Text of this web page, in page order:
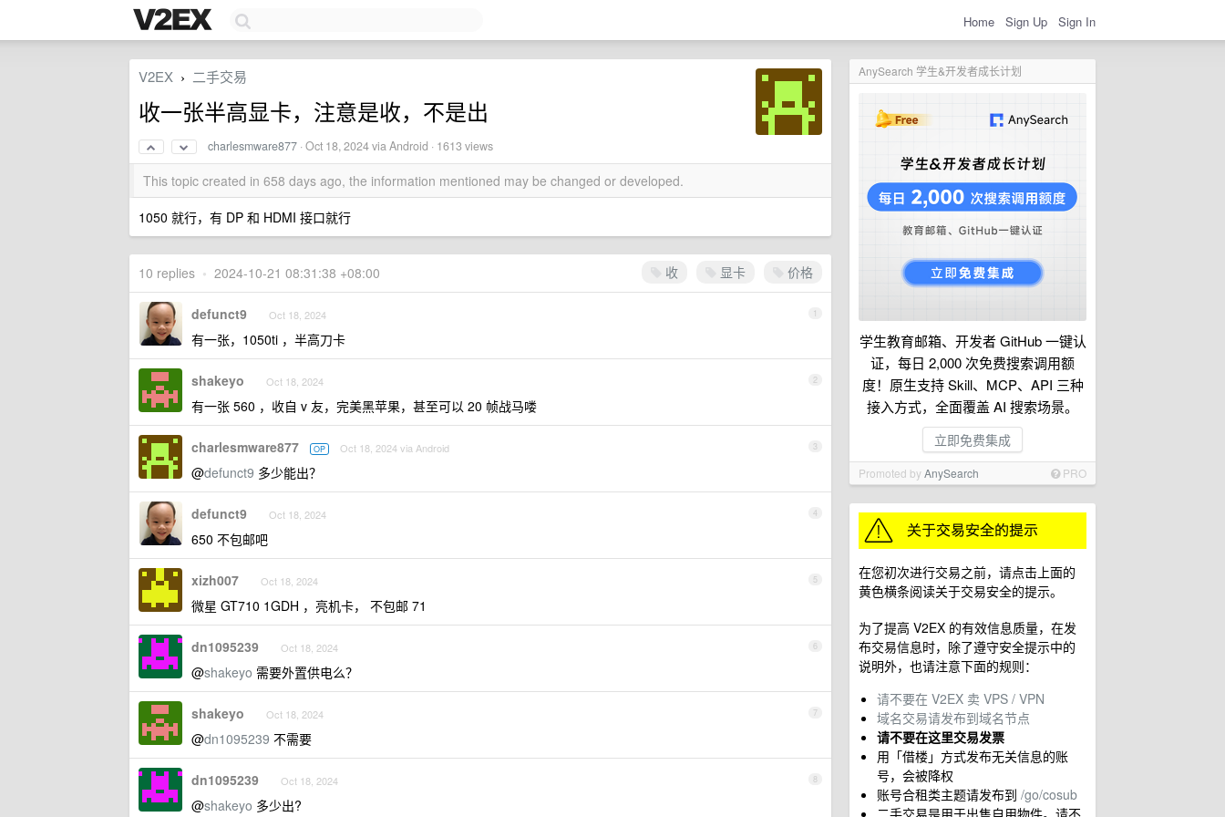
Home Sign Up Sign In
AnySearch 学生&开发者成长计划
学生教育邮箱、开发者 GitHub 一键认
证，每日 2,000 次免费搜索调用额
度！原生支持 Skill、MCP、API 三种
接入方式，全面覆盖 AI 搜索场景。
立即免费集成
Promoted byAnySearch PRO
在您初次进行交易之前，请点击上面的
黄色横条阅读关于交易安全的提示。
为了提高 V2EX 的有效信息质量，在发
布交易信息时，除了遵守安全提示中的
说明外，也请注意下面的规则：
请不要在 V2EX 卖 VPS / VPN
域名交易请发布到域名节点
请不要在这里交易发票
用「借楼」方式发布无关信息的账
号，会被降权
账号合租类主题请发布到 /go/cosub
二手交易是用于出售自用物件。请不
V2EX › 二手交易
收一张半高显卡，注意是收，不是出
charlesmware877 ·Oct 18, 2024via Android · 1613 views
This topic created in 658 days ago, the information mentioned may be changed or developed.
1050 就行，有 DP 和 HDMI 接口就行
收 显卡 价格
10 replies • 2024-10-21 08:31:38 +08:00
1
defunct9 Oct 18, 2024
有一张，1050ti ，半高刀卡
2
shakeyo Oct 18, 2024
有一张 560 ，收自 v 友，完美黑苹果，甚至可以 20 帧战马喽
3
charlesmware877 OP Oct 18, 2024 via Android
@defunct9 多少能出？
4
defunct9 Oct 18, 2024
650 不包邮吧
5
xizh007 Oct 18, 2024
微星 GT710 1GDH ，亮机卡， 不包邮 71
6
dn1095239 Oct 18, 2024
@shakeyo 需要外置供电么？
7
shakeyo Oct 18, 2024
@dn1095239 不需要
8
dn1095239 Oct 18, 2024
@shakeyo 多少出?